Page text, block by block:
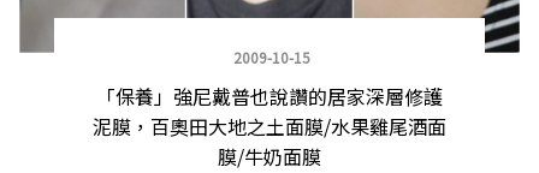
2009-10-15
「保養」強尼戴普也說讚的居家深層修護
泥膜，百奧田大地之土面膜/水果雞尾酒面
膜/牛奶面膜